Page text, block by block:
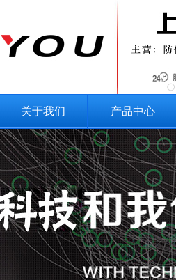
关于我们 产品中心